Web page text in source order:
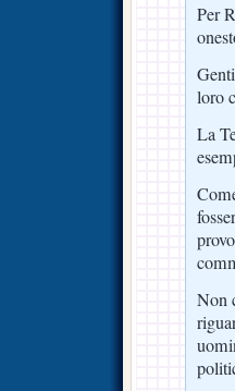
Per
loro
La
Non